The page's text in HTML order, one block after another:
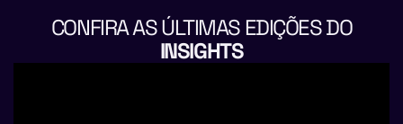
CONFIRA AS ÚLTIMAS EDIÇÕES DO
INSIGHTS